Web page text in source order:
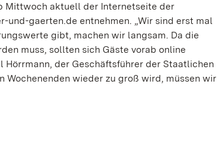
Mittwoch aktuell der Internetseite der
gaerten.de entnehmen. „Wir sind erst mal
gibt, machen wir langsam. Da die
muss, sollten sich Gäste vorab online
der Geschäftsführer der Staatlichen
Wochenenden wieder zu groß wird, müssen wir